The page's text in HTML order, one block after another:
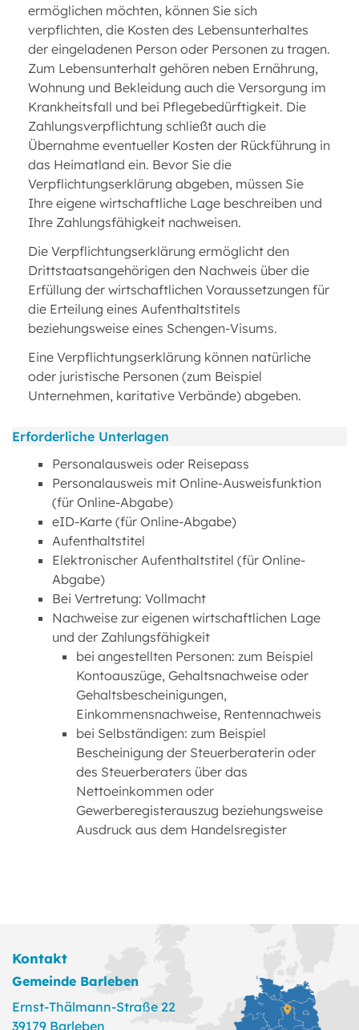
ermöglichen möchten, können Sie sich
verpflichten, die Kosten des Lebensunterhaltes
der eingeladenen Person oder Personen zu tragen.
Zum Lebensunterhalt gehören neben Ernährung,
Wohnung und Bekleidung auch die Versorgung im
Krankheitsfall und bei Pflegebedürftigkeit. Die
Zahlungsverpflichtung schließt auch die
Übernahme eventueller Kosten der Rückführung in
das Heimatland ein. Bevor Sie die
Verpflichtungserklärung abgeben, müssen Sie
Ihre eigene wirtschaftliche Lage beschreiben und
Ihre Zahlungsfähigkeit nachweisen.
Die Verpflichtungserklärung ermöglicht den
Drittstaatsangehörigen den Nachweis über die
Erfüllung der wirtschaftlichen Voraussetzungen für
die Erteilung eines Aufenthaltstitels
beziehungsweise eines Schengen-Visums.
Eine Verpflichtungserklärung können natürliche
oder juristische Personen (zum Beispiel
Unternehmen, karitative Verbände) abgeben.
Erforderliche Unterlagen
Personalausweis oder Reisepass
Personalausweis mit Online-Ausweisfunktion
(für Online-Abgabe)
eID-Karte (für Online-Abgabe)
Aufenthaltstitel
Elektronischer Aufenthaltstitel (für Online-
Abgabe)
Bei Vertretung: Vollmacht
Nachweise zur eigenen wirtschaftlichen Lage
und der Zahlungsfähigkeit
bei angestellten Personen: zum Beispiel
Kontoauszüge, Gehaltsnachweise oder
Gehaltsbescheinigungen,
Einkommensnachweise, Rentennachweis
bei Selbständigen: zum Beispiel
Bescheinigung der Steuerberaterin oder
des Steuerberaters über das
Nettoeinkommen oder
Gewerberegisterauszug beziehungsweise
Ausdruck aus dem Handelsregister
Kontakt
Gemeinde Barleben
Ernst-Thälmann-Straße 22
39179 Barleben